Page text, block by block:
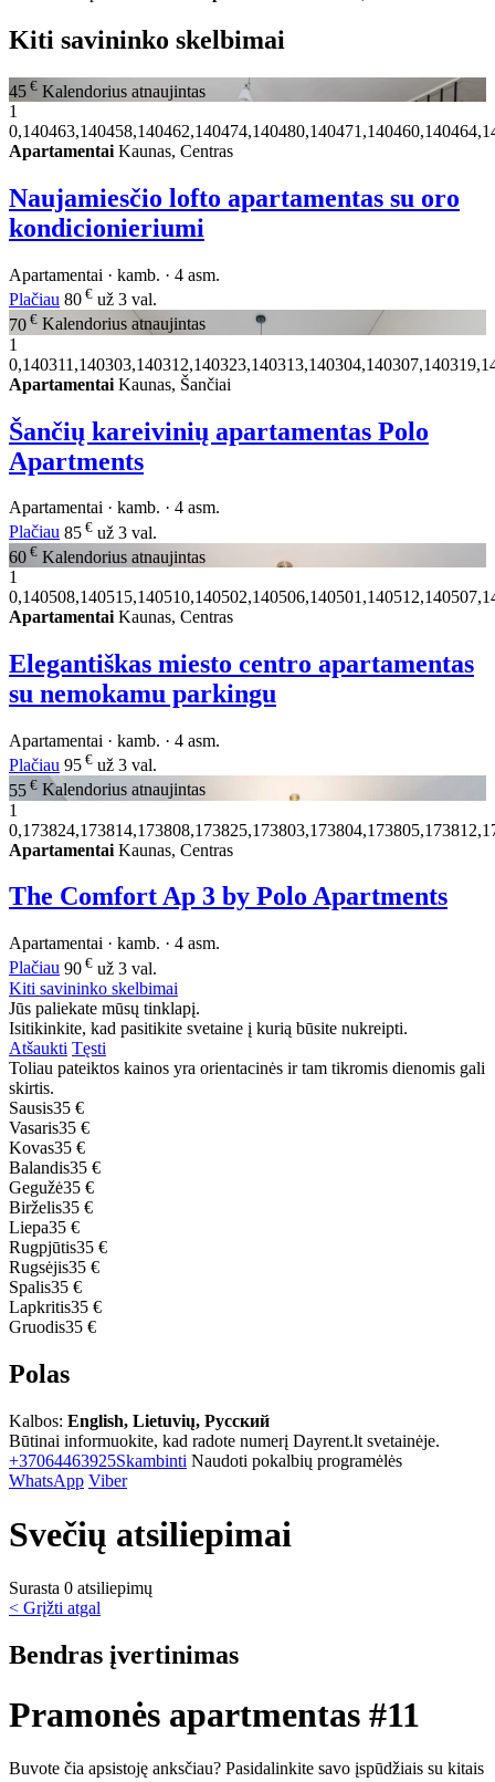
Kiti savininko skelbimai
45 € Kalendorius atnaujintas
1
Apartamentai Kaunas, Centras
Naujamiesčio lofto apartamentas su oro
kondicionieriumi
Apartamentai · kamb. · 4 asm.
Plačiau 80 € už 3 val.
70 € Kalendorius atnaujintas
1
Apartamentai Kaunas, Šančiai
Šančių kareivinių apartamentas Polo
Apartments
Apartamentai · kamb. · 4 asm.
Plačiau 85 € už 3 val.
60 € Kalendorius atnaujintas
1
Apartamentai Kaunas, Centras
Elegantiškas miesto centro apartamentas
su nemokamu parkingu
Apartamentai · kamb. · 4 asm.
Plačiau 95 € už 3 val.
55 € Kalendorius atnaujintas
1
Apartamentai Kaunas, Centras
The Comfort Ap 3 by Polo Apartments
Apartamentai · kamb. · 4 asm.
Plačiau 90 € už 3 val.
Kiti savininko skelbimai
Jūs paliekate mūsų tinklapį.
Isitikinkite, kad pasitikite svetaine į kurią būsite nukreipti.
Atšaukti Tęsti
Toliau pateiktos kainos yra orientacinės ir tam tikromis dienomis gali
skirtis.
Sausis35 €
Vasaris35 €
Kovas35 €
Balandis35 €
Gegužė35 €
Birželis35 €
Liepa35 €
Rugpjūtis35 €
Rugsėjis35 €
Spalis35 €
Lapkritis35 €
Gruodis35 €
Polas
Kalbos: English, Lietuvių, Русский
Būtinai informuokite, kad radote numerį Dayrent.lt svetainėje.
+37064463925Skambinti Naudoti pokalbių programėlės
WhatsApp Viber
Svečių atsiliepimai
Surasta 0 atsiliepimų
< Grįžti atgal
Bendras įvertinimas
Pramonės apartmentas #11
Buvote čia apsistoję anksčiau? Pasidalinkite savo įspūdžiais su kitais